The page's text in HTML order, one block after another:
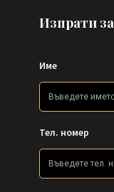
Изпрати
Име
Тел. номер